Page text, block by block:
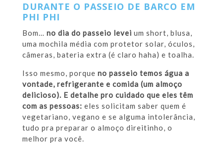
DURANTE O PASSEIO DE BARCO EM
PHI PHI
Bom… no dia do passeio levei um short, blusa,
uma mochila média com protetor solar, óculos,
câmeras, bateria extra (é claro haha) e toalha.
Isso mesmo, porque no passeio temos água a
vontade, refrigerante e comida (um almoço
delicioso). E detalhe pro cuidado que eles têm
com as pessoas: eles solicitam saber quem é
vegetariano, vegano e se alguma intolerância,
tudo pra preparar o almoço direitinho, o
melhor pra você.